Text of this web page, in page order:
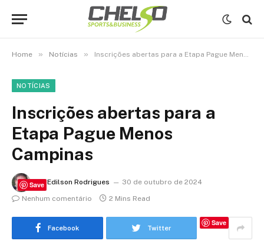
Home » Notícias » Inscrições abertas para a Etapa Pague Menos Campinas
NOTÍCIAS
Inscrições abertas para a
Etapa Pague Menos
Campinas
By Edilson Rodrigues
30 de outubro de 2024
Nenhum comentário
2 Mins Read
Facebook Twitter
Save
Save